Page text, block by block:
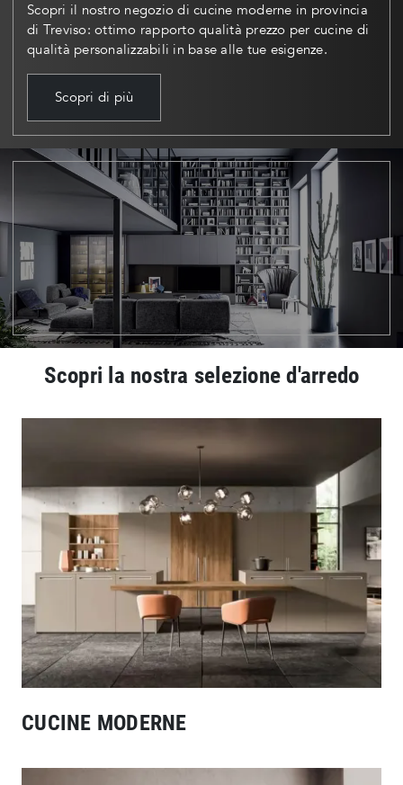
Scopri il nostro negozio di cucine moderne in provincia
di Treviso: ottimo rapporto qualità prezzo per cucine di
qualità personalizzabili in base alle tue esigenze.
Scopri di più
Scopri la nostra selezione d'arredo
CUCINE MODERNE